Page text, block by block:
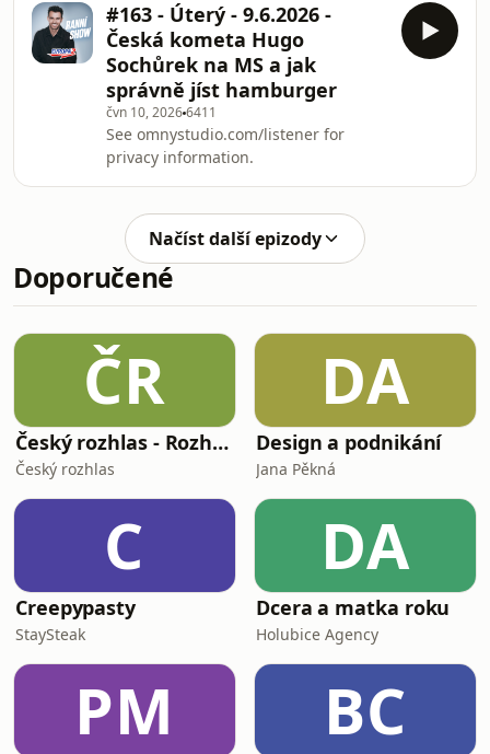
#163 - Úterý - 9.6.2026 -
Česká kometa Hugo
Sochůrek na MS a jak
správně jíst hamburger
čvn 10, 20266411
See omnystudio.com/listener for
privacy information.
Načíst další epizody
Doporučené
ČR
Český rozhlas - Rozhovory
Český rozhlas
DA
Design a podnikání
Jana Pěkná
C
Creepypasty
StaySteak
DA
Dcera a matka roku
Holubice Agency
PM BC